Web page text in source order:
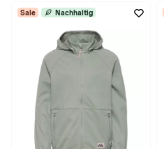
Sale Nachhaltig